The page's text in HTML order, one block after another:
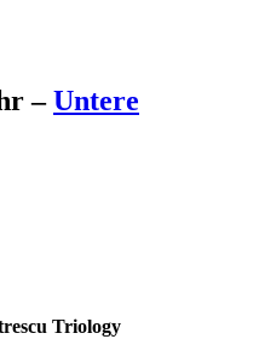
–Untere
Triology